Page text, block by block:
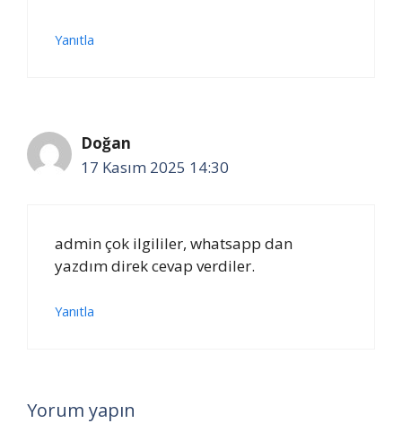
Yanıtla
Doğan
17 Kasım 2025 14:30
admin çok ilgililer, whatsapp dan
yazdım direk cevap verdiler.
Yanıtla
Yorum yapın